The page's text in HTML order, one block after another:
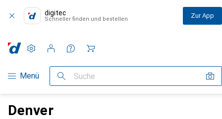
digitec
Schneller finden und bestellen Zur App
Navigation nach Kategorien
Menü Suche
Einstellungen
Kundenkonto
Vergleichslisten
Merklisten
Warenkorb
Denver